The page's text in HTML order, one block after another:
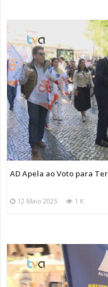
AD Apela ao Voto para
12 Maio 2025 1 K